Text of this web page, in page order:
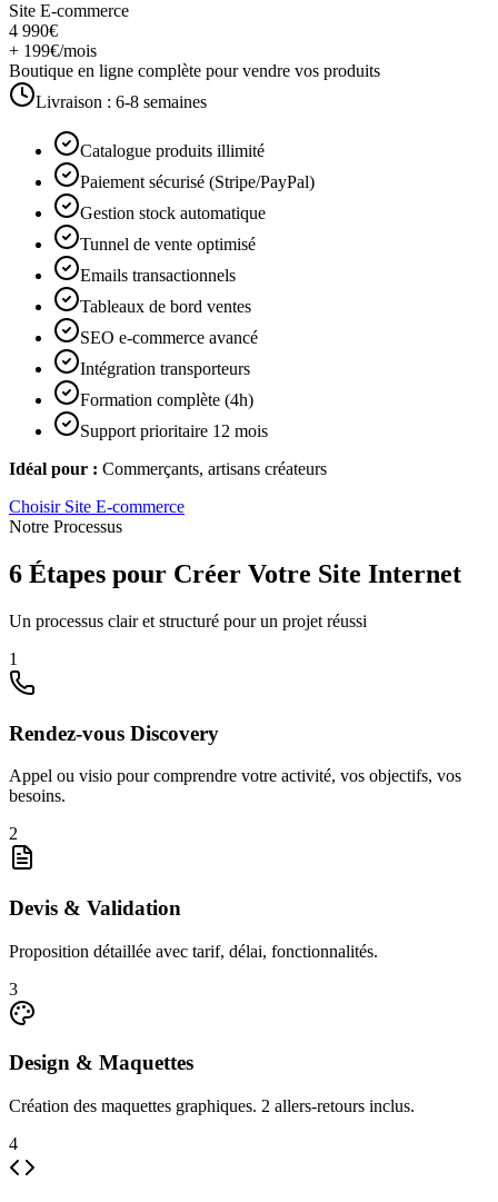
Site E-commerce
4 990€
+ 199€/mois
Boutique en ligne complète pour vendre vos produits
Livraison : 6-8 semaines
Catalogue produits illimité
Paiement sécurisé (Stripe/PayPal)
Gestion stock automatique
Tunnel de vente optimisé
Emails transactionnels
Tableaux de bord ventes
SEO e-commerce avancé
Intégration transporteurs
Formation complète (4h)
Support prioritaire 12 mois
Idéal pour : Commerçants, artisans créateurs
Choisir Site E-commerce
Notre Processus
6 Étapes pour Créer Votre Site Internet
Un processus clair et structuré pour un projet réussi
1
Rendez-vous Discovery
Appel ou visio pour comprendre votre activité, vos objectifs, vos
besoins.
2
Devis & Validation
Proposition détaillée avec tarif, délai, fonctionnalités.
3
Design & Maquettes
Création des maquettes graphiques. 2 allers-retours inclus.
4